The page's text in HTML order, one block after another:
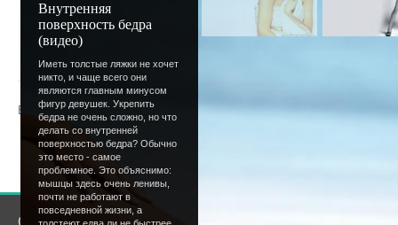
Внутренняя
поверхность бедра
(видео)
Иметь толстые ляжки не хочет
никто, и чаще всего они
являются главным минусом
фигур девушек. Укрепить
бедра не очень сложно, но что
делать со внутренней
поверхностью бедра? Обычно
это место - самое
проблемное. Это объяснимо:
мышцы здесь очень ленивы,
почти не работают в
повседневной жизни, а
Всего комментариев:0
Добавлять комментарии могут только
О сайте